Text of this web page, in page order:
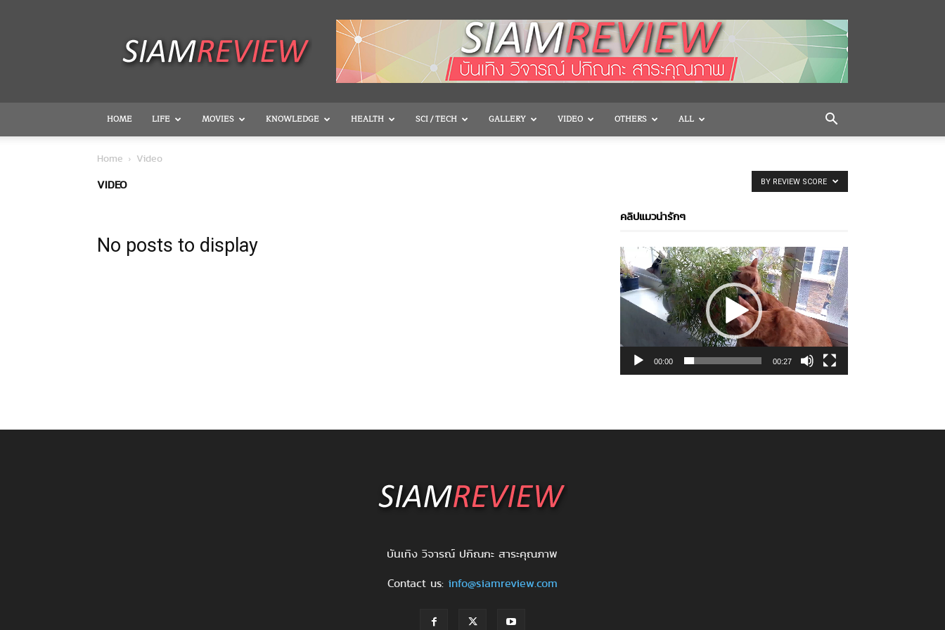
HOME LIFE MOVIES KNOWLEDGE HEALTH SCI / TECH GALLERY VIDEO OTHERS ALL
Home Video
VIDEO BY REVIEW SCORE
No posts to display
คลิปแมวน่ารักๆ
Video
Player
00:00 00:27
บันเทิง วิจารณ์ ปกิณกะ สาระคุณภาพ
Contact us: info@siamreview.com